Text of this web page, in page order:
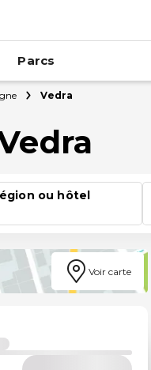
Parcs
Vedra
ou hôtel
Voir carte